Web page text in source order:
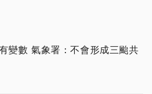
變數 氣象署：不會形成三颱共